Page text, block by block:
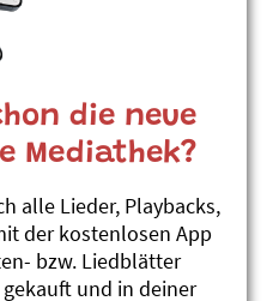
die neue
Mediathek?
alle Lieder, Playbacks,
der kostenlosen App
bzw. Liedblätter
und in deiner